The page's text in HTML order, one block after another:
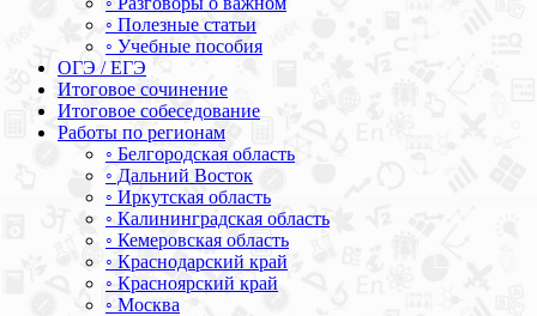
◦ Полезные статьи
◦ Учебные пособия
ОГЭ / ЕГЭ
Итоговое сочинение
Итоговое собеседование
Работы по регионам
◦ Белгородская область
◦ Дальний Восток
◦ Иркутская область
◦ Калининградская область
◦ Кемеровская область
◦ Краснодарский край
◦ Красноярский край
◦ Москва